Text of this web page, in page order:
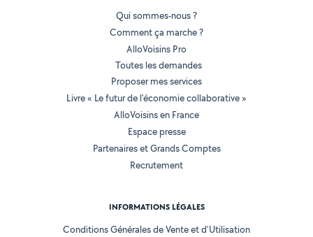
Qui sommes-nous ?
Comment ça marche ?
AlloVoisins Pro
Toutes les demandes
Proposer mes services
Livre « Le futur de l'économie collaborative »
AlloVoisins en France
Espace presse
Partenaires et Grands Comptes
Recrutement
INFORMATIONS LÉGALES
Conditions Générales de Vente et d'Utilisation